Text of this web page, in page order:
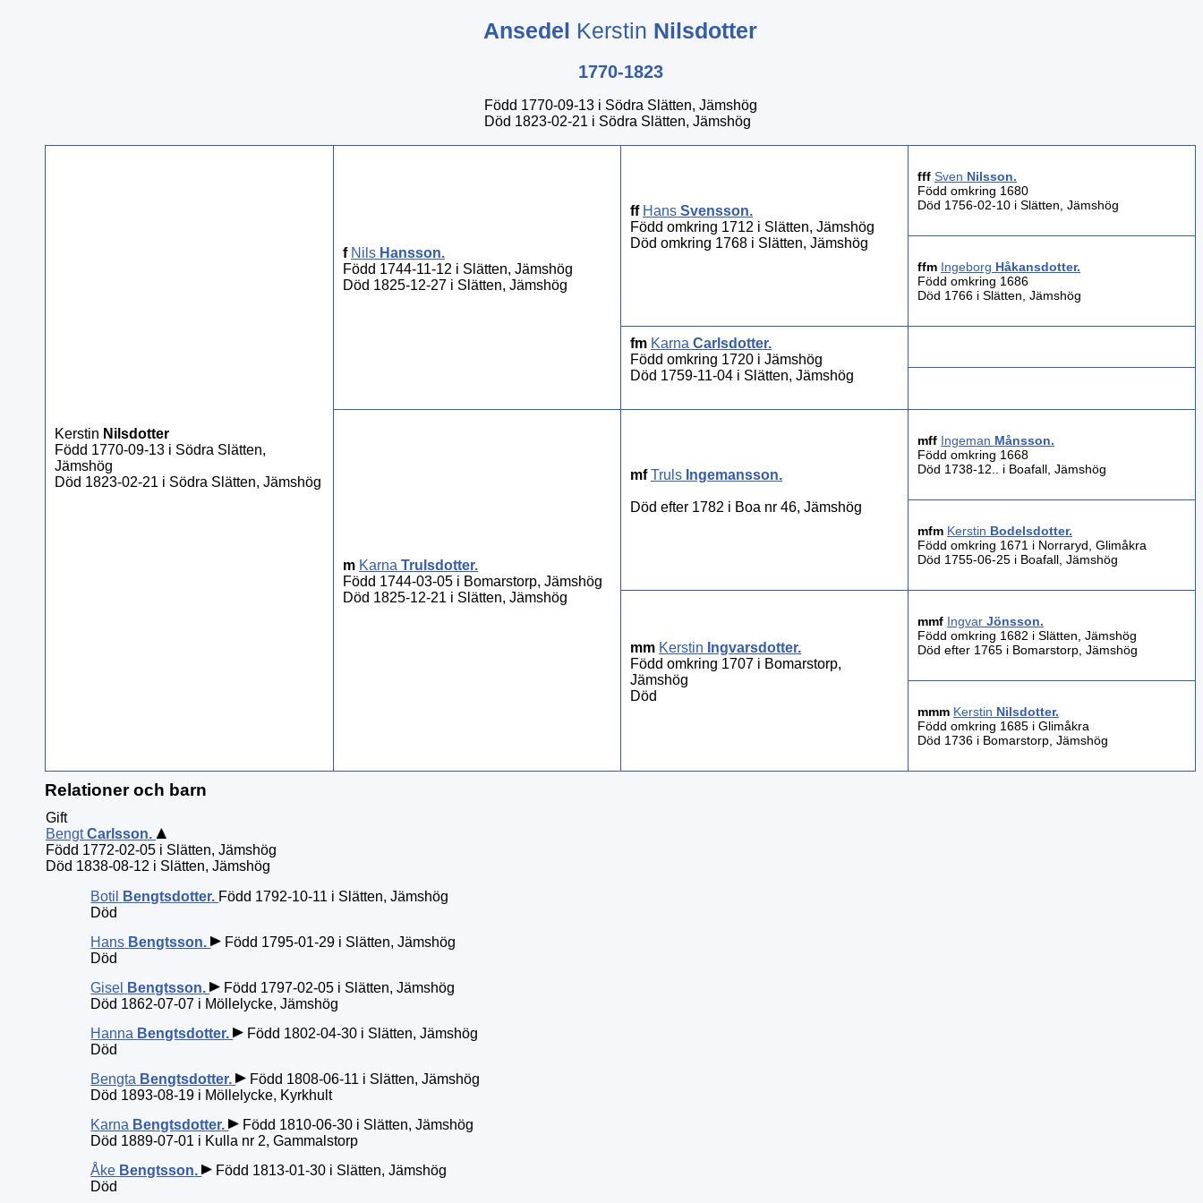
Ansedel Kerstin Nilsdotter
1770-1823
Född 1770-09-13 i Södra Slätten, Jämshög
Död 1823-02-21 i Södra Slätten, Jämshög
Kerstin Nilsdotter
Född 1770-09-13 i Södra Slätten,
Jämshög
Död 1823-02-21 i Södra Slätten, Jämshög
f Nils Hansson.
Född 1744-11-12 i Slätten, Jämshög
Död 1825-12-27 i Slätten, Jämshög
ff Hans Svensson.
Född omkring 1712 i Slätten, Jämshög
Död omkring 1768 i Slätten, Jämshög
fff Sven Nilsson.
Född omkring 1680
Död 1756-02-10 i Slätten, Jämshög
ffm Ingeborg Håkansdotter.
Född omkring 1686
Död 1766 i Slätten, Jämshög
fm Karna Carlsdotter.
Född omkring 1720 i Jämshög
Död 1759-11-04 i Slätten, Jämshög
m Karna Trulsdotter.
Född 1744-03-05 i Bomarstorp, Jämshög
Död 1825-12-21 i Slätten, Jämshög
mfTruls Ingemansson.
Död efter 1782 i Boa nr 46, Jämshög
mff Ingeman Månsson.
Född omkring 1668
Död 1738-12.. i Boafall, Jämshög
mfm Kerstin Bodelsdotter.
Född omkring 1671 i Norraryd, Glimåkra
Död 1755-06-25 i Boafall, Jämshög
mm Kerstin Ingvarsdotter.
Född omkring 1707 i Bomarstorp,
Jämshög
Död
mmf Ingvar Jönsson.
Född omkring 1682 i Slätten, Jämshög
Död efter 1765 i Bomarstorp, Jämshög
mmm Kerstin Nilsdotter.
Född omkring 1685 i Glimåkra
Död 1736 i Bomarstorp, Jämshög
Relationer och barn
Gift
Bengt Carlsson.
Född 1772-02-05 i Slätten, Jämshög
Död 1838-08-12 i Slätten, Jämshög
Botil
Bengtsdotter. Född 1792-10-11 i Slätten, Jämshög
Död
Hans Bengtsson.
Född 1795-01-29 i Slätten, Jämshög
Död
Gisel
Bengtsson.
Född 1797-02-05 i Slätten, Jämshög
Död 1862-07-07 i Möllelycke, Jämshög
Hanna Bengtsdotter.
Född 1802-04-30 i Slätten, Jämshög
Död
Bengta Bengtsdotter.
Född 1808-06-11 i Slätten, Jämshög
Död 1893-08-19 i Möllelycke, Kyrkhult
Karna Bengtsdotter.
Född 1810-06-30 i Slätten, Jämshög
Död 1889-07-01 i Kulla nr 2, Gammalstorp
Åke Bengtsson.
Född 1813-01-30 i Slätten, Jämshög
Död